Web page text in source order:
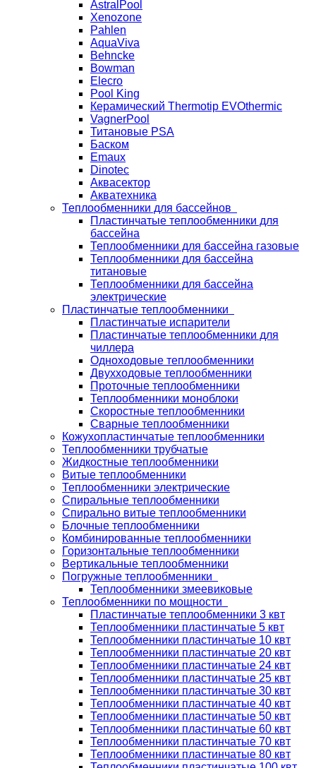
AstralPool
Xenozone
Pahlen
AquaViva
Behncke
Bowman
Elecro
Pool King
Керамический Thermotip EVOthermic
VagnerPool
Титановые PSA
Баском
Emaux
Dinotec
Аквасектор
Акватехника
Теплообменники для бассейнов
Пластинчатые теплообменники для
бассейна
Теплообменники для бассейна газовые
Теплообменники для бассейна
титановые
Теплообменники для бассейна
электрические
Пластинчатые теплообменники
Пластинчатые испарители
Пластинчатые теплообменники для
чиллера
Одноходовые теплообменники
Двухходовые теплообменники
Проточные теплообменники
Теплообменники моноблоки
Скоростные теплообменники
Сварные теплообменники
Кожухопластинчатые теплообменники
Теплообменники трубчатые
Жидкостные теплообменники
Витые теплообменники
Теплообменники электрические
Спиральные теплообменники
Спирально витые теплообменники
Блочные теплообменники
Комбинированные теплообменники
Горизонтальные теплообменники
Вертикальные теплообменники
Погружные теплообменники
Теплообменники змеевиковые
Теплообменники по мощности
Пластинчатые теплообменники 3 квт
Теплообменники пластинчатые 5 квт
Теплообменники пластинчатые 10 квт
Теплообменники пластинчатые 20 квт
Теплообменники пластинчатые 24 квт
Теплообменники пластинчатые 25 квт
Теплообменники пластинчатые 30 квт
Теплообменники пластинчатые 40 квт
Теплообменники пластинчатые 50 квт
Теплообменники пластинчатые 60 квт
Теплообменники пластинчатые 70 квт
Теплообменники пластинчатые 80 квт